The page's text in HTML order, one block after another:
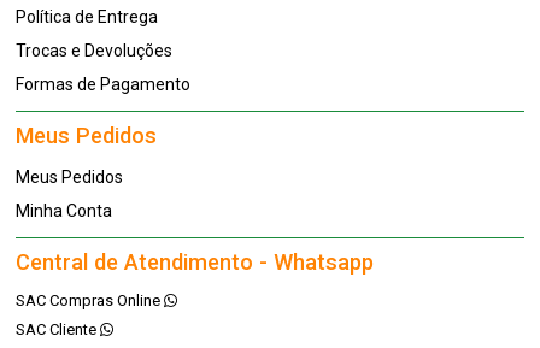
Política de Entrega
Trocas e Devoluções
Formas de Pagamento
Meus Pedidos
Meus Pedidos
Minha Conta
Central de Atendimento - Whatsapp
SAC Compras Online
SAC Cliente